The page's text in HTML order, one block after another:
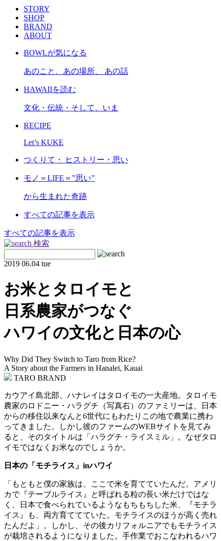
STORY
SHOP
BRAND
ABOUT
BOWLが気になる
あのこと、あの場所、 あの話
HAWAIIを読む
文化・伝統・そして、いま
RECIPE
Let’s KUKE
つくりて・ ヒストリー・思い
モノ＝LIFE＝”思い”
から生まれた奇跡
すべての記事を表示
すべての記事を表示
検索
2019 06.04 tue
お米とタロイモと
日系農家がつなぐ
ハワイの文化と日本の心
Why Did They Switch to Taro from Rice?
A Story about the Farmers in Hanalei, Kauai
TARO BRAND
カウアイ島北部、ハナレイはタロイモの一大産地。タロイモ
農家のロドニー・ハラグチ（写真右）のファミリーは、日本
からの移住以来なんと6世代にもわたりこの地で農業に携わ
ってきました。しかし彼のファームのWEBサイトを見てみ
ると、そのタイトルは「ハラグチ・ライスミル」。なぜタロ
イモではなくお米なのでしょうか。
日本の「モチライス」inハワイ
「もともと僕の家族は、ここで米を育てていたんだ。アメリ
カで『テーブルライス』と呼ばれる粒の長い米だけではな
く、日本で食べられているようなもちもちした米、『モチラ
イス』も、両方育ててていた。モチライスのほうが高く売れ
たんだよ」。しかし、その後カリフォルニアでもモチライス
が栽培されるようになりました。手作業でおこなわれるハワ